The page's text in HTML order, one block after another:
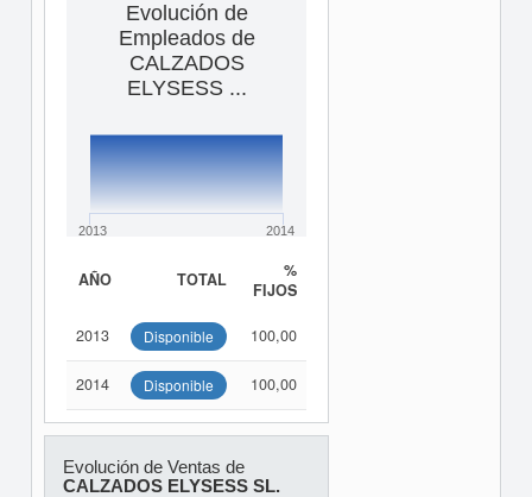
Evolución de
Empleados de
CALZADOS
ELYSESS ...
2013 2014
AÑO TOTAL
%
FIJOS
2013 Disponible 100,00
2014 Disponible 100,00
Evolución de Ventas de
CALZADOS ELYSESS SL.